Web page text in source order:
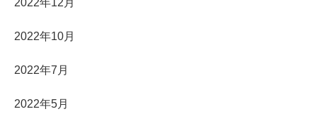
2022年10月
2022年7月
2022年5月